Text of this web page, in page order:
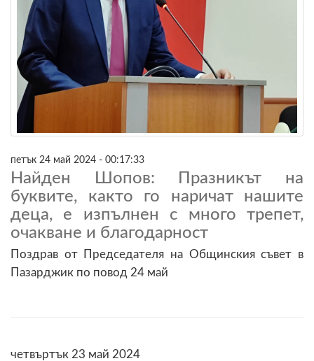
петък 24 май 2024 - 00:17:33
Найден Шопов: Празникът на
буквите, както го наричат нашите
деца, е изпълнен с много трепет,
очакване и благодарност
Поздрав от Председателя на Общинския съвет в
Пазарджик по повод 24 май
четвъртък 23 май 2024